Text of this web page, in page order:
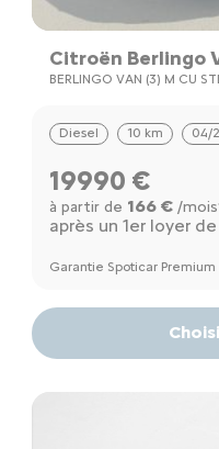
Citroën Berlingo
BERLINGO VAN (3) M CU
Diesel 10 km 04/
19990 €
à partir de 166 €/
après un 1er loyer
Garantie Spoticar Premium